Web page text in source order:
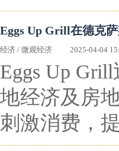
Eggs Up Grill在德克
经济 / 微观经济 2025-04-04
Eggs Up
地经济及房
刺激消费，